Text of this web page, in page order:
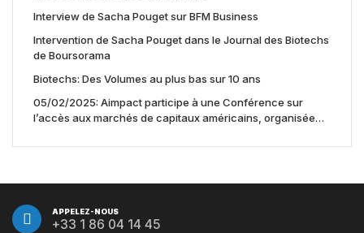
Interview de Sacha Pouget sur BFM Business
Intervention de Sacha Pouget dans le Journal des Biotechs
de Boursorama
Biotechs: Des Volumes au plus bas sur 10 ans
05/02/2025: Aimpact participe à une Conférence sur
l’accès aux marchés de capitaux américains, organisée
APPELEZ-NOUS
+33 1 86 04 14 45